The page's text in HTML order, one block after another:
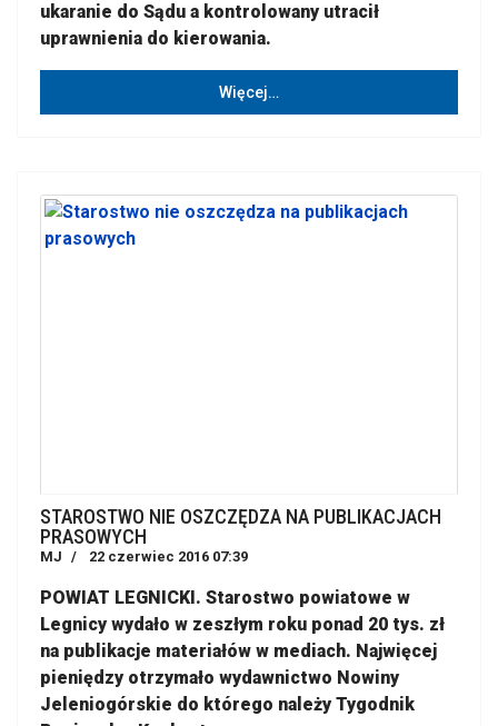
ukaranie do Sądu a kontrolowany utracił
uprawnienia do kierowania.
Więcej…
STAROSTWO NIE OSZCZĘDZA NA PUBLIKACJACH
PRASOWYCH
MJ 22 czerwiec 2016 07:39
POWIAT LEGNICKI. Starostwo powiatowe w
Legnicy wydało w zeszłym roku ponad 20 tys. zł
na publikacje materiałów w mediach. Najwięcej
pieniędzy otrzymało wydawnictwo Nowiny
Jeleniogórskie do którego należy Tygodnik